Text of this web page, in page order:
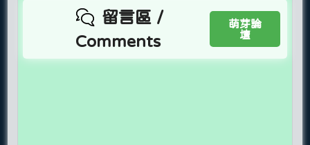
留言區 /
Comments
萌芽論
壇